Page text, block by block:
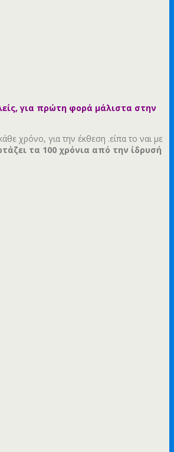
για πρώτη φορά μάλιστα στην
χρόνο, για την έκθεση .είπα το ναι με
τα 100 χρόνια από την ίδρυσή